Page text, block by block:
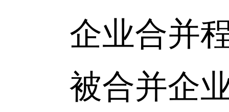
企业合并程
被合并企业